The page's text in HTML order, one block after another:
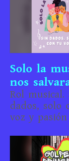
Solo la
nos
Rol musical.
dados, solo
voz y pasión